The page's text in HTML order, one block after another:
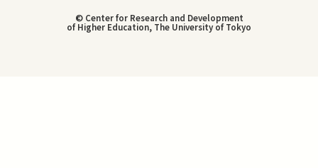
© Center for Research and Development
of Higher Education, The University of Tokyo